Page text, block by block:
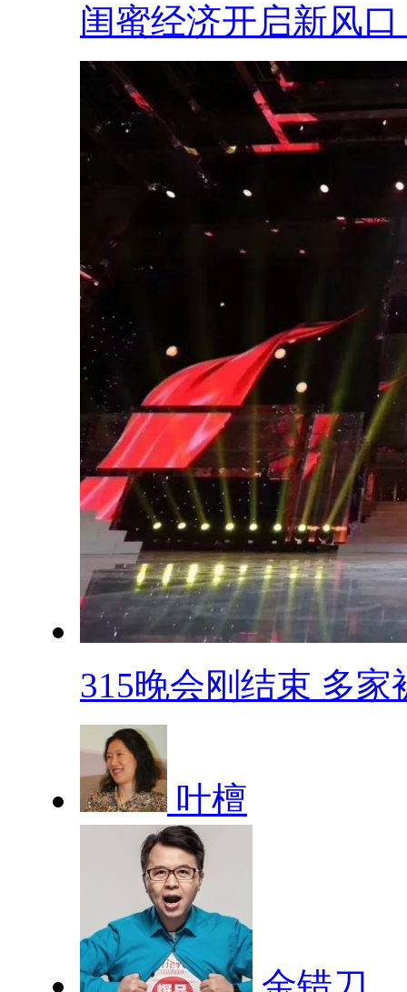
闺蜜经济开启新风口
315晚会刚结束 多家
叶檀